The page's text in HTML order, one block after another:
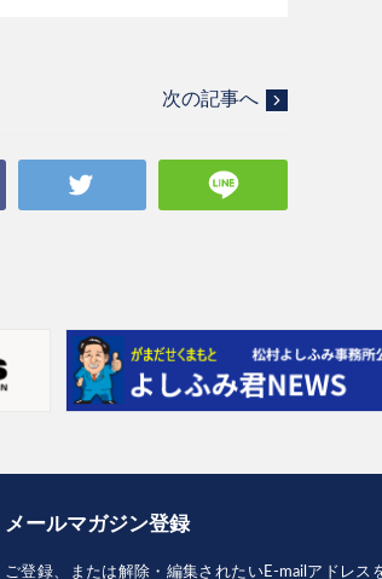
次の記事へ
Facebook
メールマガジン登録
ご登録、または解除・編集されたいE-mailアドレス